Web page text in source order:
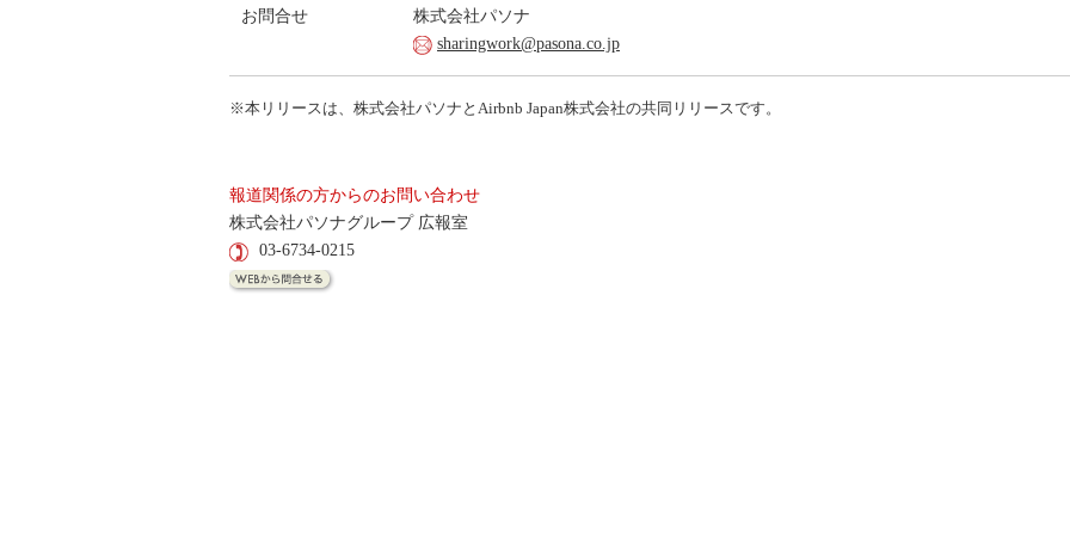
お問合せ
株式会社パソナ
sharingwork@pasona.co.jp
※本リリースは、株式会社パソナとAirbnb Japan株式会社の共同リリースです。
報道関係の方からのお問い合わせ
株式会社パソナグループ 広報室
03-6734-0215